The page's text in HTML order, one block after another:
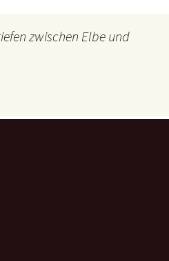
zwischen Elbe und